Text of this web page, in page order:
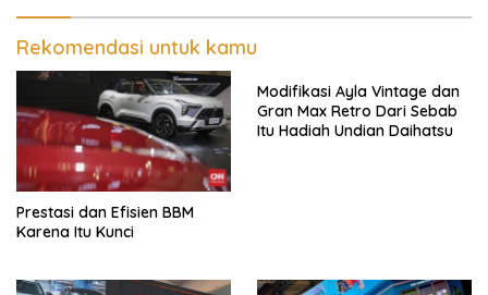
Rekomendasi untuk kamu
Prestasi dan Efisien BBM
Karena Itu Kunci
Modifikasi Ayla Vintage dan
Gran Max Retro Dari Sebab
Itu Hadiah Undian Daihatsu